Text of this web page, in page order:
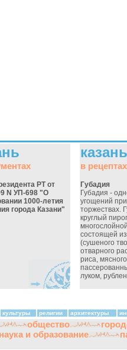
РТ от
N УП-698 "О
1000-летия
города Казани"
казань
в рецептах
Губадия
Губадия -
угощений
торжествах.
круглый
состоящей
(сушеного
отварного
риса,
луком,
культуры религии архитектуры
общество
наука и образование